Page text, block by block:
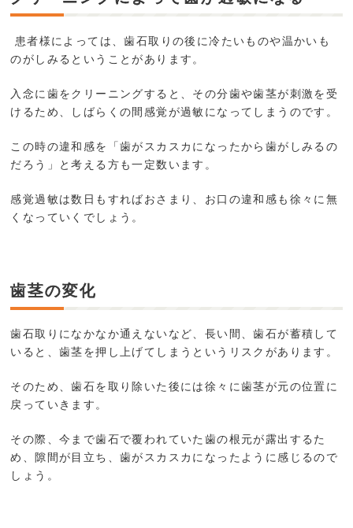
患者様によっては、歯石取りの後に冷たいものや温かいも
のがしみるということがあります。
入念に歯をクリーニングすると、その分歯や歯茎が刺激を受
けるため、しばらくの間感覚が過敏になってしまうのです。
この時の違和感を「歯がスカスカになったから歯がしみるの
だろう」と考える方も一定数います。
感覚過敏は数日もすればおさまり、お口の違和感も徐々に無
くなっていくでしょう。
歯茎の変化
歯石取りになかなか通えないなど、長い間、歯石が蓄積して
いると、歯茎を押し上げてしまうというリスクがあります。
そのため、歯石を取り除いた後には徐々に歯茎が元の位置に
戻っていきます。
その際、今まで歯石で覆われていた歯の根元が露出するた
め、隙間が目立ち、歯がスカスカになったように感じるので
しょう。